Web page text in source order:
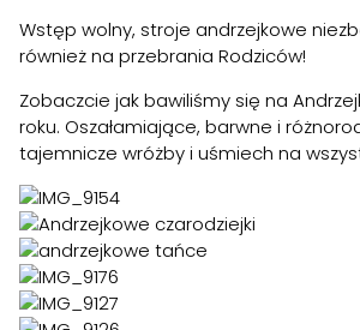
Wstęp wolny, stroje andrzejkowe
również na przebrania Rodziców!
Zobaczcie jak bawiliśmy się na
roku. Oszałamiające, barwne i
tajemnicze wróżby i uśmiech na